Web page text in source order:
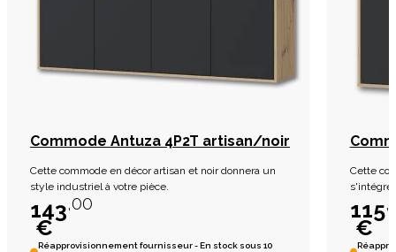
Commode Antuza 4P2T artisan/noir
Cette commode en décor artisan et noir donnera un
style industriel à votre pièce.
143,00
€
Réapprovisionnement fournisseur - En stock sous 10
Cette
115
€